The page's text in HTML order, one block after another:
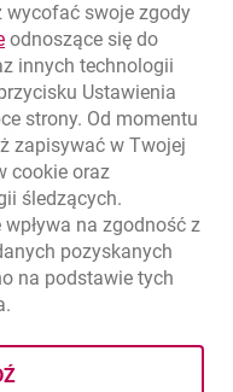
wycofać swoje zgody
link otwiera się w nowym
odnoszące się do
innych technologii
Ustawienia
strony. Od momentu
zapisywać w Twojej
cookie oraz
śledzących.
na zgodność z
pozyskanych
na podstawie tych